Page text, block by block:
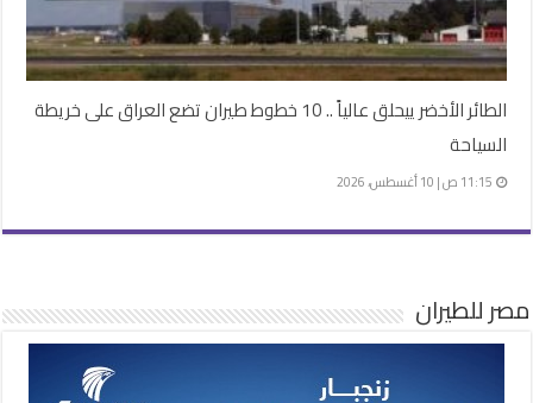
الطائر الأخضر ييحلق عالياً .. 10 خطوط طيران تضع العراق على خريطة
السياحة
11:15 ص | 10 أغسطس، 2026
مصر للطيران